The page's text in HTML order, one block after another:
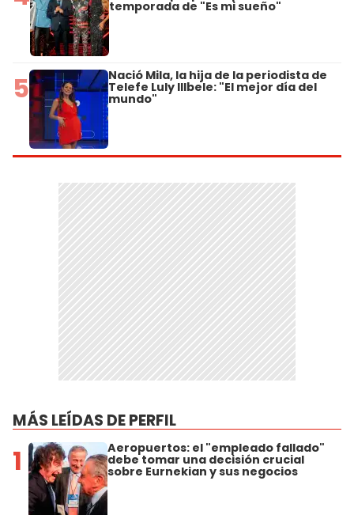
temporada de "Es mi sueño"
5 Nació Mila, la hija de la periodista de
Telefe Luly Illbele: "El mejor día del
mundo"
MÁS LEÍDAS DE PERFIL
1 Aeropuertos: el "empleado fallado"
debe tomar una decisión crucial
sobre Eurnekian y sus negocios